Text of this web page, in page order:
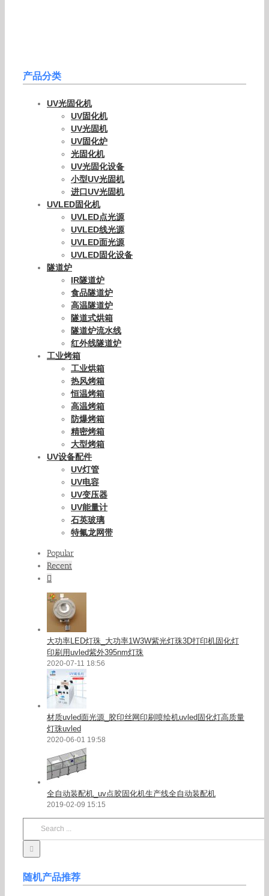
产品分类
UV光固化机
UV固化机
UV光固机
UV固化炉
光固化机
UV光固化设备
小型UV光固机
进口UV光固机
UVLED固化机
UVLED点光源
UVLED线光源
UVLED面光源
UVLED固化设备
隧道炉
IR隧道炉
食品隧道炉
高温隧道炉
隧道式烘箱
隧道炉流水线
红外线隧道炉
工业烤箱
工业烘箱
热风烤箱
恒温烤箱
高温烤箱
防爆烤箱
精密烤箱
大型烤箱
UV设备配件
UV灯管
UV电容
UV变压器
UV能量计
石英玻璃
特氟龙网带
Popular
Recent
大功率LED灯珠_大功率1W3W紫光灯珠3D打印机固化灯
印刷用uvled紫外395nm灯珠
2020-07-11 18:56
材质uvled面光源_胶印丝网印刷喷绘机uvled固化灯高质量
灯珠uvled
2020-06-01 19:58
全自动装配机_uv点胶固化机生产线全自动装配机
2019-02-09 15:15
随机产品推荐